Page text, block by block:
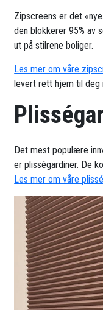
Zipscreens er det
den blokkerer 95% av
ut på stilrene boliger.
Les mer om våre
levert rett hjem til deg
Det mest populære
er plisségardiner. De
Les mer om våre